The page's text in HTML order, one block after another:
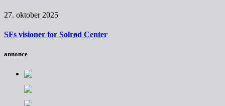
27. oktober 2025
SFs visioner for Solrød Center
annonce